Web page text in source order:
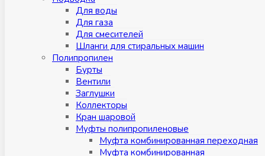
Для воды
Для газа
Для смесителей
Шланги для стиральных машин
Полипропилен
Бурты
Вентили
Заглушки
Коллекторы
Кран шаровой
Муфты полипропиленовые
Муфта комбинированная переходная
Муфта комбинированная